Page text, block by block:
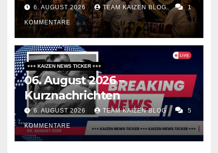
6. AUGUST 2026 TEAM KAIZEN BLOG 1
KOMMENTARE
+++ KAIZEN NEWS TICKER +++
06. August 2026 –
Kurznachrichten
6. AUGUST 2026 TEAM KAIZEN BLOG 5
KOMMENTARE